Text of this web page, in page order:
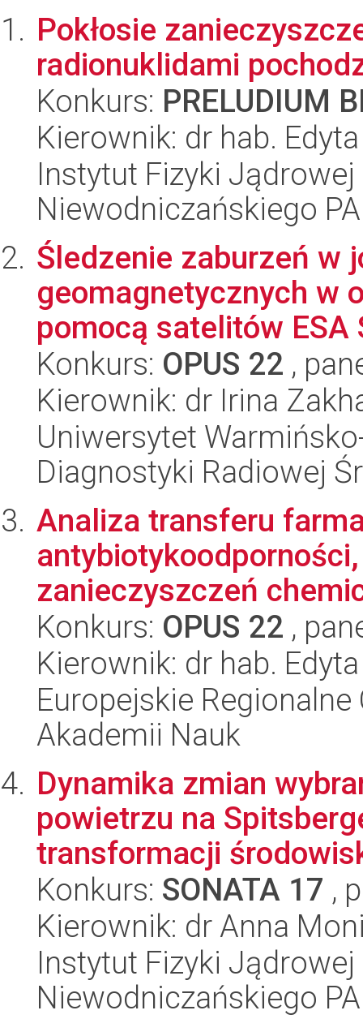
Pokłosie
radionuklidami
Konkurs: PRELUDIUM
Kierownik: dr hab.
Instytut Fizyki
Niewodniczańskiego
Śledzenie zaburzeń w
geomagnetycznych w
pomocą satelitów ESA
Konkurs: OPUS 22 ,
Kierownik: dr Irina
Uniwersytet
Diagnostyki Radiowej
Analiza transferu
zanieczyszczeń
Konkurs: OPUS 22 ,
Kierownik: dr hab.
Europejskie
Akademii Nauk
Dynamika zmian
powietrzu na
transformacji
Konkurs: SONATA 17 ,
Kierownik: dr Anna
Instytut Fizyki
Niewodniczańskiego